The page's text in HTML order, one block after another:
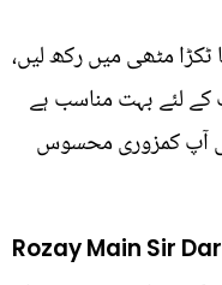
مٹھی میں رکھ لیں،
کے لئے بہت مناسب ہے
آپ کمزوری محسوس
Rozay Main Sir